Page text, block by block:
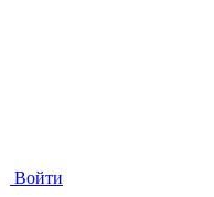
Войти